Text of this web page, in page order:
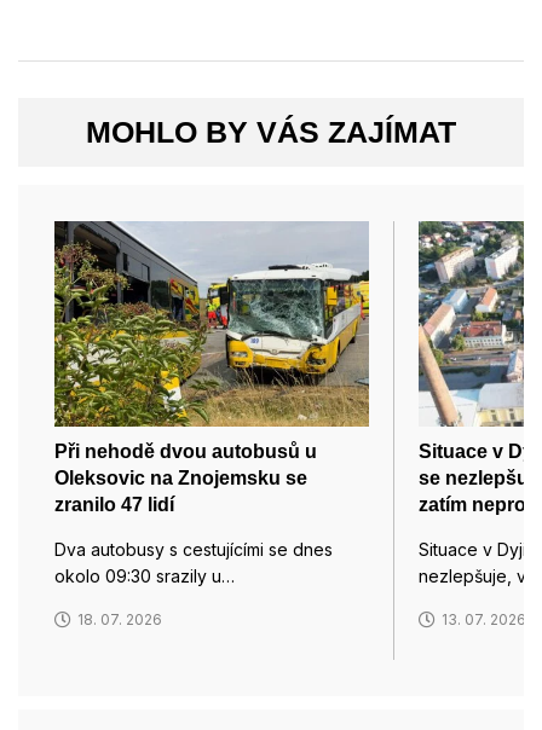
MOHLO BY VÁS ZAJÍMAT
Při nehodě dvou autobusů u
Oleksovic na Znojemsku se
zranilo 47 lidí
Dva autobusy s cestujícími se dnes
okolo 09:30 srazily u…
18. 07. 2026
Situace v
se
zatím
Situace v Dyji
nezlepšuje, v
13. 07. 2026